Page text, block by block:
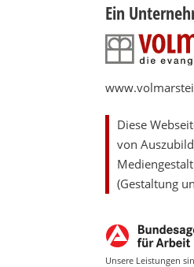
Ein
Diese
von
(Gestaltung
Unsere Leistungen